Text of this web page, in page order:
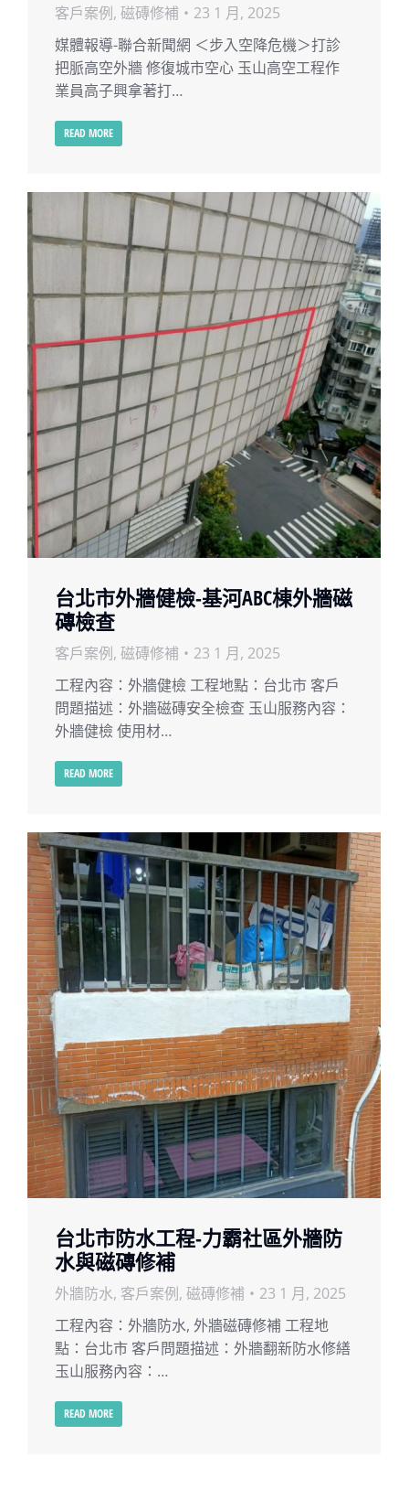
客戶案例, 磁磚修補
23 1 月, 2025
媒體報導-聯合新聞網 ＜步入空降危機＞打診
把脈高空外牆 修復城市空心 玉山高空工程作
業員高子興拿著打…
READ MORE
台北市外牆健檢-基河ABC棟外牆磁
磚檢查
客戶案例, 磁磚修補
23 1 月, 2025
工程內容：外牆健檢 工程地點：台北市 客戶
問題描述：外牆磁磚安全檢查 玉山服務內容：
外牆健檢 使用材…
READ MORE
台北市防水工程-力霸社區外牆防
水與磁磚修補
外牆防水, 客戶案例, 磁磚修補
23 1 月, 2025
工程內容：外牆防水, 外牆磁磚修補 工程地
點：台北市 客戶問題描述：外牆翻新防水修繕
玉山服務內容：…
READ MORE